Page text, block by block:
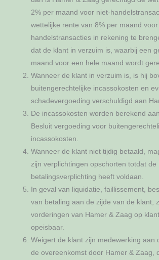
2% per maand voor niet-
wettelijke rente van 8% per maand voor
handelstransacties in rekening te
dat de klant in verzuim is, waarbij een
maand voor een hele maand wordt
Wanneer de klant in verzuim is, is hij
buitengerechtelijke incassokosten en
schadevergoeding verschuldigd aan
De incassokosten worden berekend
Besluit vergoeding voor
incassokosten.
Wanneer de klant niet tijdig betaald,
zijn verplichtingen opschorten totdat de
betalingsverplichting heeft voldaan.
In geval van liquidatie, faillissement,
van betaling aan de zijde van de klant,
vorderingen van Hamer & Zaag op
opeisbaar.
Weigert de klant zijn medewerking aan
de overeenkomst door Hamer & Zaag,